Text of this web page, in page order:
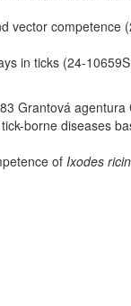
vector competence
in ticks (24-
Grantová agentura
borne diseases
of Ixodes